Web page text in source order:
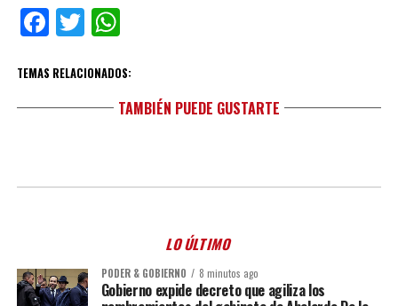
Facebook
TwitterWhatsApp
TEMAS RELACIONADOS:
TAMBIÉN PUEDE GUSTARTE
LO ÚLTIMO
PODER & GOBIERNO 8 minutos ago
Gobierno expide decreto que agiliza los